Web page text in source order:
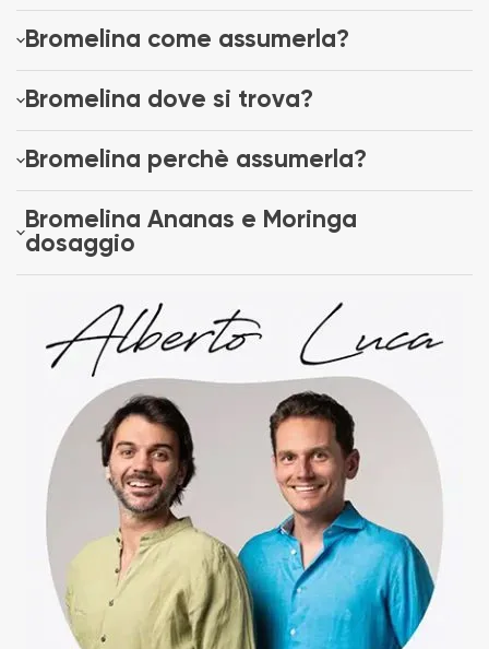
Bromelina come assumerla?
Bromelina dove si trova?
Bromelina perchè assumerla?
Bromelina Ananas e Moringa
dosaggio